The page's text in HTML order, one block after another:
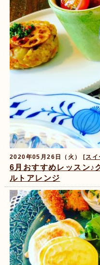
2020年05月26日（火） [スイ
6月おすすめレッスン♪
ルトアレンジ